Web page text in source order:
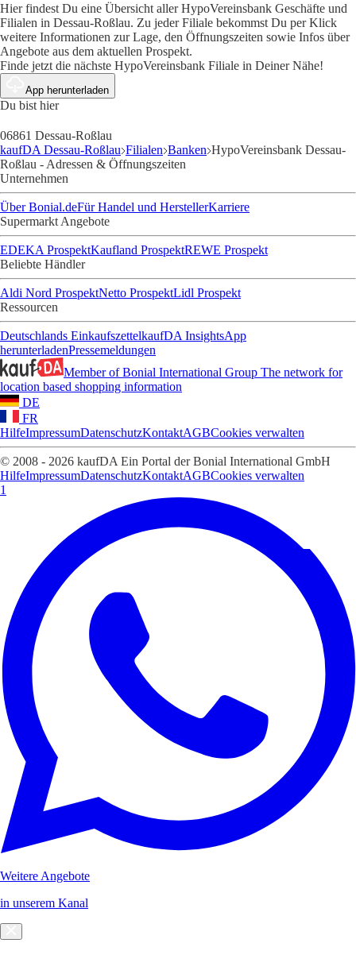
Hier findest Du eine Übersicht aller HypoVereinsbank Geschäfte und
Filialen in Dessau-Roßlau. Zu jeder Filiale bekommst Du per Klick
weitere Informationen zur Lage, den Öffnungszeiten sowie Infos über
Angebote aus dem aktuellen Prospekt.
Finde jetzt die nächste HypoVereinsbank Filiale in Deiner Nähe!
App herunterladen
Du bist hier
06861 Dessau-Roßlau
kaufDA Dessau-Roßlau Filialen Banken HypoVereinsbank Dessau-
Roßlau - Adressen & Öffnungszeiten
Unternehmen
Über Bonial.deFür Handel und HerstellerKarriere
Supermarkt Angebote
EDEKA ProspektKaufland ProspektREWE Prospekt
Beliebte Händler
Aldi Nord ProspektNetto ProspektLidl Prospekt
Ressourcen
Deutschlands EinkaufszettelkaufDA InsightsApp
herunterladenPressemeldungen
Member of Bonial International Group The network for
location based shopping information
DE
FR
HilfeImpressumDatenschutzKontaktAGBCookies verwalten
© 2008 - 2026 kaufDA Ein Portal der Bonial International GmbH
HilfeImpressumDatenschutzKontaktAGBCookies verwalten
1
Weitere Angebote
in unserem Kanal